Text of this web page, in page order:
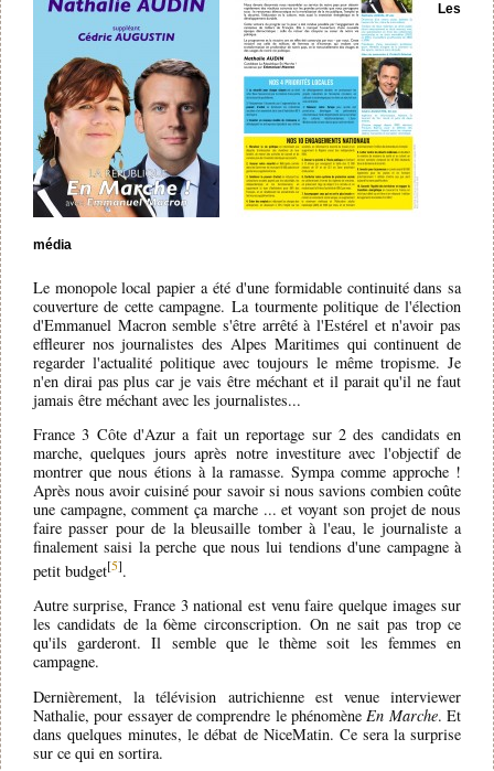
Les
média
Le monopole local papier a été d'une formidable continuité dans sa
couverture de cette campagne. La tourmente politique de l'élection
d'Emmanuel Macron semble s'être arrêté à l'Estérel et n'avoir pas
effleurer nos journalistes des Alpes Maritimes qui continuent de
regarder l'actualité politique avec toujours le même tropisme. Je
n'en dirai pas plus car je vais être méchant et il parait qu'il ne faut
jamais être méchant avec les journalistes...
France 3 Côte d'Azur a fait un reportage sur 2 des candidats en
marche, quelques jours après notre investiture avec l'objectif de
montrer que nous étions à la ramasse. Sympa comme approche !
Après nous avoir cuisiné pour savoir si nous savions combien coûte
une campagne, comment ça marche ... et voyant son projet de nous
faire passer pour de la bleusaille tomber à l'eau, le journaliste a
finalement saisi la perche que nous lui tendions d'une campagne à
petit budget[5].
Autre surprise, France 3 national est venu faire quelque images sur
les candidats de la 6ème circonscription. On ne sait pas trop ce
qu'ils garderont. Il semble que le thème soit les femmes en
campagne.
Dernièrement, la télévision autrichienne est venue interviewer
Nathalie, pour essayer de comprendre le phénomène En Marche. Et
dans quelques minutes, le débat de NiceMatin. Ce sera la surprise
sur ce qui en sortira.